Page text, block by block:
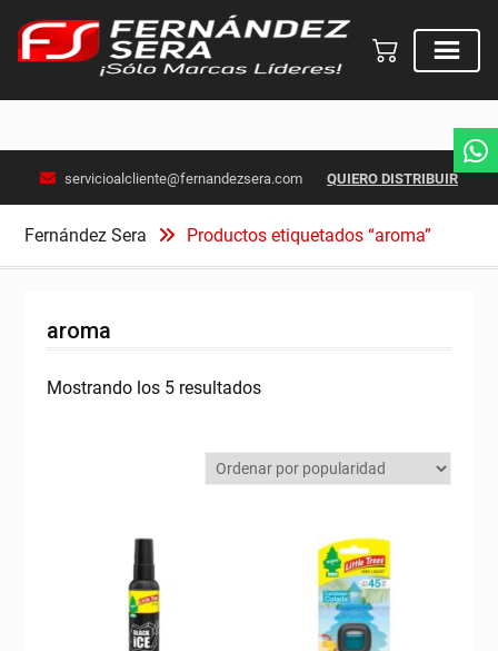
servicioalcliente@fernandezsera.com QUIERO DISTRIBUIR
Fernández Sera Productos etiquetados “aroma”
aroma
Mostrando los 5 resultadosOrdenado